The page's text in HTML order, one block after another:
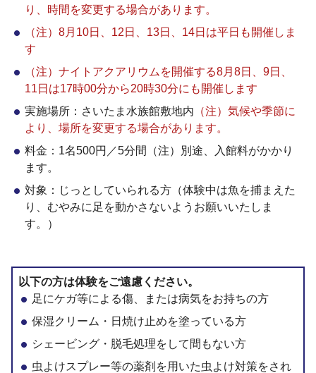
り、時間を変更する場合があります。
（注）8月10日、12日、13日、14日は平日も開催しま
す
（注）ナイトアクアリウムを開催する8月8日、9日、
11日は17時00分から20時30分にも開催します
実施場所：さいたま水族館敷地内 （注）気候や季節に
より、場所を変更する場合があります。
料金：1名500円／5分間（注）別途、入館料がかかり
ます。
対象：じっとしていられる方（体験中は魚を捕まえた
り、むやみに足を動かさないようお願いいたしま
す。）
以下の方は体験をご遠慮ください。
足にケガ等による傷、または病気をお持ちの方
保湿クリーム・日焼け止めを塗っている方
シェービング・脱毛処理をして間もない方
虫よけスプレー等の薬剤を用いた虫よけ対策をされ